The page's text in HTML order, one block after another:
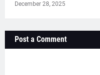
December 28, 2025
Post a Comment